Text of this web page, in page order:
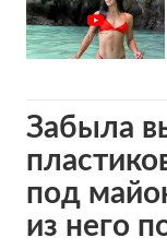
Забыла
под
из него